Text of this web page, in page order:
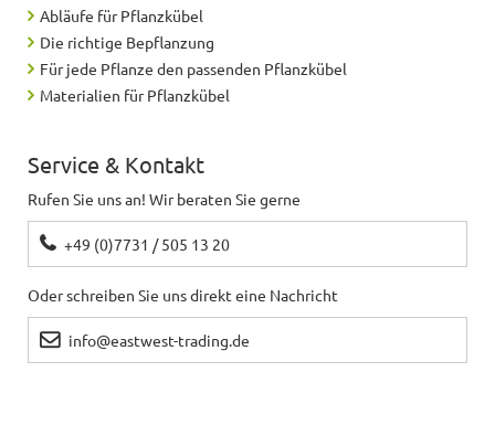
Abläufe für Pflanzkübel
Die richtige Bepflanzung
Für jede Pflanze den passenden Pflanzkübel
Materialien für Pflanzkübel
Service & Kontakt
Rufen Sie uns an! Wir beraten Sie gerne
+49 (0)7731 / 505 13 20
Oder schreiben Sie uns direkt eine Nachricht
info@eastwest-trading.de